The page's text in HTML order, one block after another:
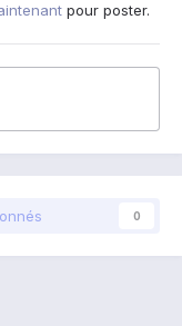
pour poster.
0